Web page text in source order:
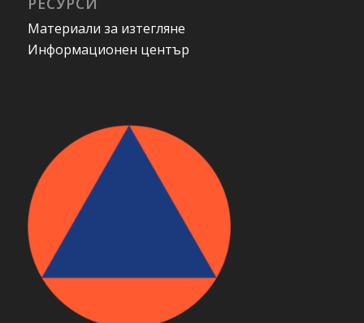
Материали за изтегляне
Информационен център